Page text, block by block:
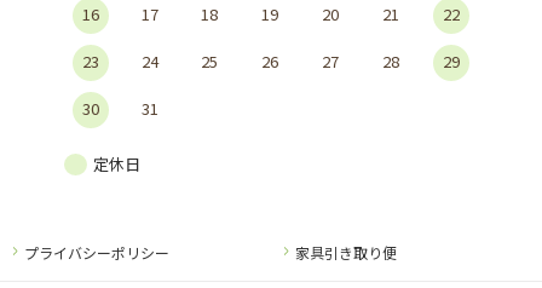
16 17 18 19 20 21 22
23 24 25 26 27 28 29
30 31
定休日
プライバシーポリシー 家具引き取り便